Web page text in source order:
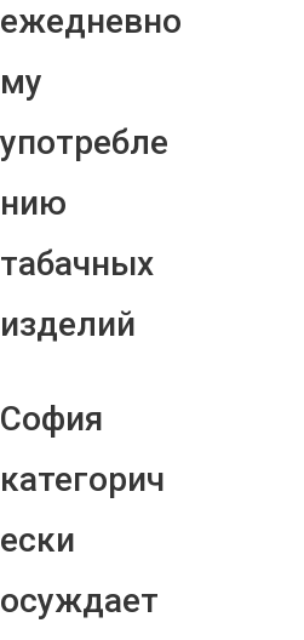
ежедневно
му
употребле
нию
табачных
изделий
София
категорич
ески
осуждает